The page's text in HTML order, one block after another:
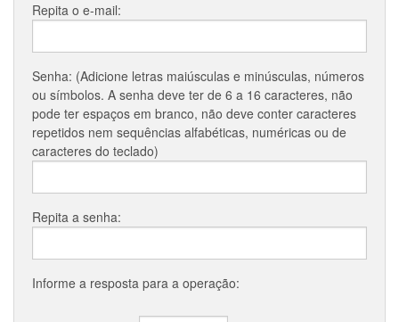
Repita o e-mail:
Senha: (Adicione letras maiúsculas e minúsculas, números
ou símbolos. A senha deve ter de 6 a 16 caracteres, não
pode ter espaços em branco, não deve conter caracteres
repetidos nem sequências alfabéticas, numéricas ou de
caracteres do teclado)
Repita a senha:
Informe a resposta para a operação: